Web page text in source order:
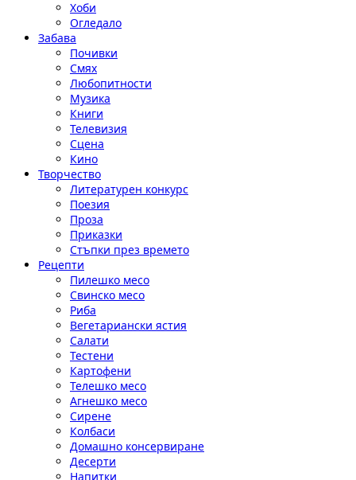
Хоби
Огледало
Забава
Почивки
Смях
Любопитности
Музика
Книги
Телевизия
Сцена
Кино
Творчество
Литературен конкурс
Поезия
Проза
Приказки
Стъпки през времето
Рецепти
Пилешко месо
Свинско месо
Риба
Вегетариански ястия
Салати
Тестени
Картофени
Телешко месо
Агнешко месо
Сирене
Колбаси
Домашно консервиране
Десерти
Напитки